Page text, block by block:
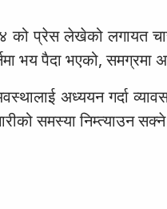
को प्रेस लेखेको लगायत
भय पैदा भएको, समग्रमा
अध्ययन गर्दा
समस्या निम्त्याउन